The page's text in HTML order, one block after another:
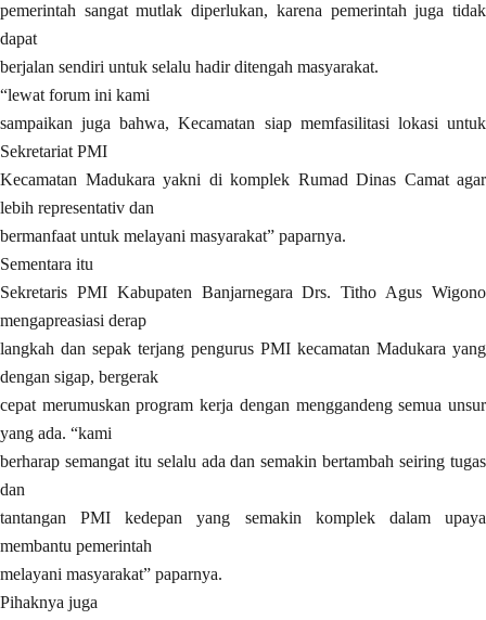
pemerintah sangat mutlak diperlukan, karena pemerintah juga tidak
dapat
berjalan sendiri untuk selalu hadir ditengah masyarakat.
“lewat forum ini kami
sampaikan juga bahwa, Kecamatan siap memfasilitasi lokasi untuk
Sekretariat PMI
Kecamatan Madukara yakni di komplek Rumad Dinas Camat agar
lebih representativ dan
bermanfaat untuk melayani masyarakat” paparnya.
Sementara itu
Sekretaris PMI Kabupaten Banjarnegara Drs. Titho Agus Wigono
mengapreasiasi derap
langkah dan sepak terjang pengurus PMI kecamatan Madukara yang
dengan sigap, bergerak
cepat merumuskan program kerja dengan menggandeng semua unsur
yang ada. “kami
berharap semangat itu selalu ada dan semakin bertambah seiring tugas
dan
tantangan PMI kedepan yang semakin komplek dalam upaya
membantu pemerintah
melayani masyarakat” paparnya.
Pihaknya juga